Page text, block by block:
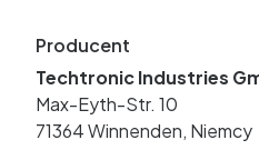
Producent
Techtronic Industries
Max-Eyth-Str. 10
71364 Winnenden, Niemcy